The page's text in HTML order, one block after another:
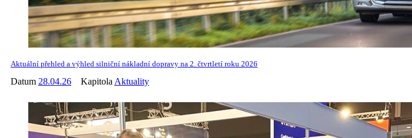
Aktuální přehled a výhled silniční nákladní dopravy na 2. čtvrtletí roku 2026
Datum 28.04.26 Kapitola Aktuality